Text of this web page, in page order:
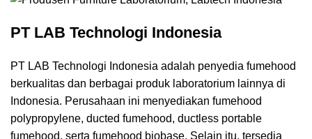
PT LAB Technologi Indonesia
PT LAB Technologi Indonesia adalah penyedia fumehood
berkualitas dan berbagai produk laboratorium lainnya di
Indonesia. Perusahaan ini menyediakan fumehood
polypropylene, ducted fumehood, ductless portable
fumehood, serta fumehood biobase. Selain itu, tersedia